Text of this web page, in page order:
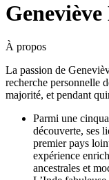
À propos
La passion de
recherche personnelle
majorité, et pendant
Parmi une
découverte, ses
premier pays
expérience
ancestrales et